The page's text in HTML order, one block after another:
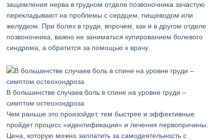
защемления нерва в грудном отделе позвоночника зачастую
перекладывают на проблемы с сердцем, пищеводом или
желудком. При болях в груди, впрочем, как и в другом отделе
позвоночника, важно не заниматься купированием болевого
синдрома, а обратится за помощью к врачу.
В большинстве случаев боль в спине на уровне груди –
симптом остеохондроза
Чем раньше это произойдет, тем быстрее и эффективные
пройдет процесс «идентификации» и лечения первопричины.
Цена, которую можно заплатить за самодеятельность с